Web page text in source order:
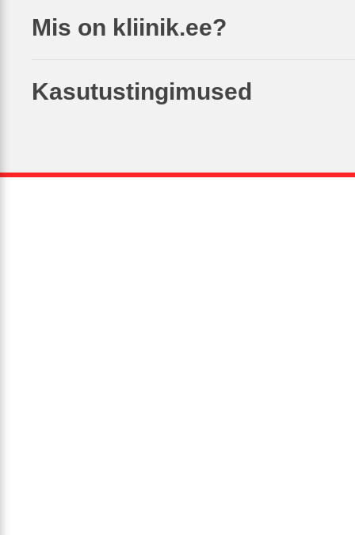
Mis on kliinik.ee?
Kasutustingimused